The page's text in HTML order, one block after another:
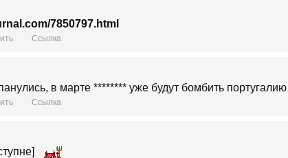
7850797.html
Ссылка
в марте ******** уже будут бомбить португалию
Ссылка